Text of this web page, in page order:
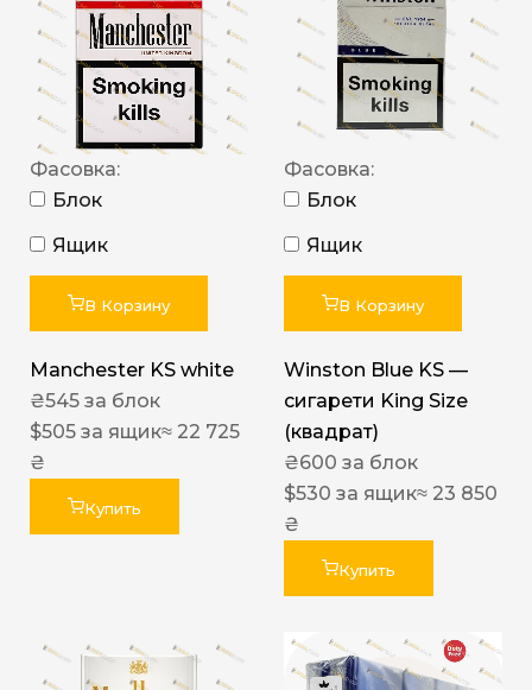
Фасовка:
Блок
Ящик
В Корзину
Manchester KS white
₴545 за блок
$505 за ящик≈ 22 725
₴
Купить
Фасовка:
Блок
Ящик
В Корзину
Winston Blue KS —
сигарети King Size
(квадрат)
₴600 за блок
$530 за ящик≈ 23 850
₴
Купить